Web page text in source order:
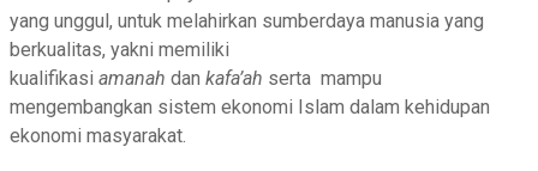
yang unggul, untuk melahirkan sumberdaya manusia yang
berkualitas, yakni memiliki
kualifikasi amanah dan kafa’ah serta mampu
mengembangkan sistem ekonomi Islam dalam kehidupan
ekonomi masyarakat.